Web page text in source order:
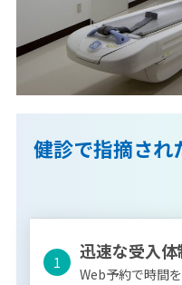
健診で指摘され
1 迅速な受入体
Web予約で時間